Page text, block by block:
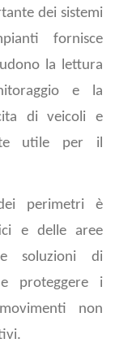
dei sistemi
fornisce
la lettura
e la
di veicoli e
utile per il
perimetri è
e delle aree
soluzioni di
proteggere i
non